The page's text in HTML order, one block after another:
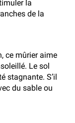
la
de la
ce mûrier aime
Le sol
stagnante. S’il
du sable ou